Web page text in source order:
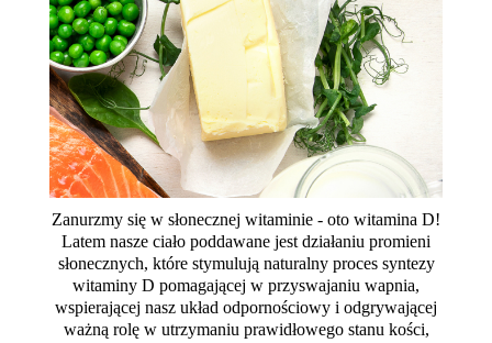
Zanurzmy się w słonecznej witaminie - oto witamina D!
Latem nasze ciało poddawane jest działaniu promieni
słonecznych, które stymulują naturalny proces syntezy
witaminy D pomagającej w przyswajaniu wapnia,
wspierającej nasz układ odpornościowy i odgrywającej
ważną rolę w utrzymaniu prawidłowego stanu kości,